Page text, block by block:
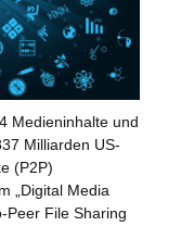
Medieninhalte und
Milliarden US-
(P2P)
„Digital Media
Peer File Sharing